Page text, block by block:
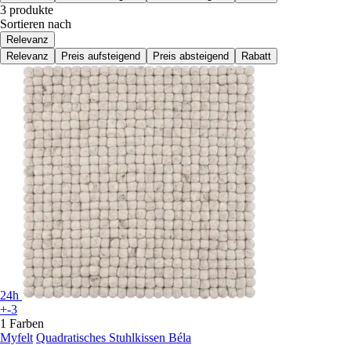
3 produkte
Sortieren nach
Relevanz
Relevanz
Preis aufsteigend Preis absteigend Rabatt
24h
+-3
1 Farben
Myfelt Quadratisches Stuhlkissen Béla